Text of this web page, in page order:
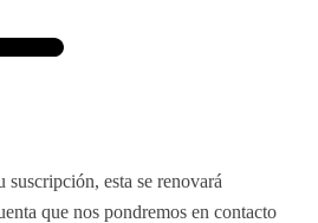
suscripción, esta se renovará
que nos pondremos en contacto